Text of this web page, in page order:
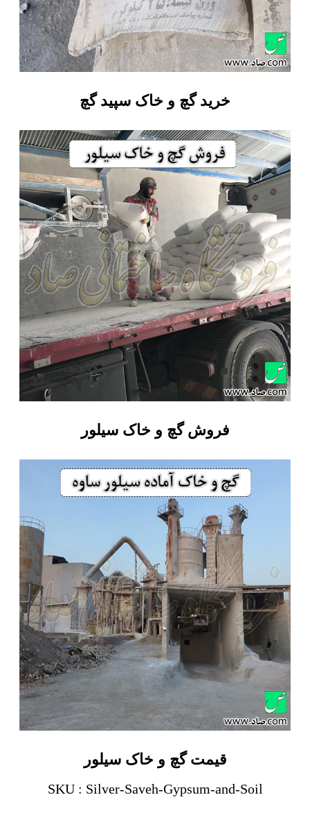
خرید گچ و خاک سپید گچ
فروش گچ و خاک سیلور
قیمت گچ و خاک سیلور
SKU : Silver-Saveh-Gypsum-and-Soil